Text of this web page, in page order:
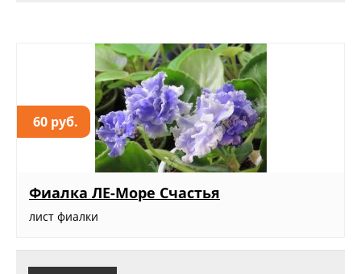
60 руб.
Фиалка ЛЕ-Море Счастья
лист фиалки